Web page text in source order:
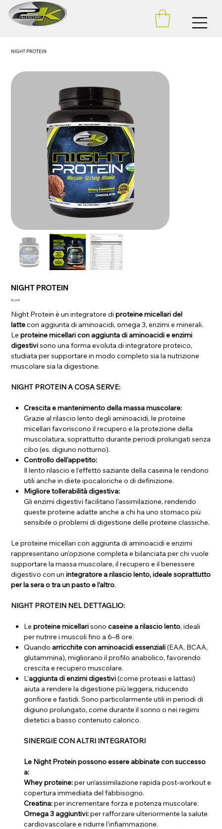
NIGHT PROTEIN
NIGHT PROTEIN
Prezzo
50,20 €
Night Protein è un integratore diproteine micellari del
lattecon aggiunta di aminoacidi, omega 3, enzimi e minerali.
Leproteine micellari con aggiunta di aminoacidi e enzimi
digestivisono una forma evoluta di integratore proteico,
studiata per supportare in modo completo sia la nutrizione
muscolare sia la digestione.
NIGHT PROTEIN A COSA SERVE:
Crescita e mantenimento della massa muscolare:
Grazie al rilascio lento degli aminoacidi, le proteine
micellari favoriscono il recupero e la protezione della
muscolatura, soprattutto durante periodi prolungati senza
cibo (es. digiuno notturno).
Controllo dell'appetito:
Il lento rilascio e l'effetto saziante della caseina le rendono
utili anche in diete ipocaloriche o di definizione.
Migliore tollerabilità digestiva:
Gli enzimi digestivi facilitano l’assimilazione, rendendo
queste proteine adatte anche a chi ha uno stomaco più
sensibile o problemi di digestione delle proteine classiche.
Le proteine micellari con aggiunta di aminoacidi e enzimi
rappresentano un'opzione completa e bilanciata per chi vuole
supportare la massa muscolare, il recupero e il benessere
digestivo con unintegratore a rilascio lento, ideale soprattutto
per la sera o tra un pasto e l’altro.
NIGHT PROTEIN NEL DETTAGLIO:
Le proteine micellarisono caseine a rilascio lento, ideali
per nutrire i muscoli fino a 6–8 ore.
Quando arricchite con aminoacidi essenziali(EAA, BCAA,
glutammina), migliorano il profilo anabolico, favorendo
crescita e recupero muscolare.
L’aggiunta di enzimi digestivi(come proteasi e lattasi)
aiuta a rendere la digestione più leggera, riducendo
gonfiore e fastidi. Sono particolarmente utili in periodi di
digiuno prolungato, come durante il sonno o nei regimi
dietetici a basso contenuto calorico.
SINERGIE CON ALTRI INTEGRATORI
Le Night Protein possono essere abbinate con successo
a:
Whey proteine:per un’assimilazione rapida post-workout e
copertura immediata del fabbisogno.
Creatina:per incrementare forza e potenza muscolare.
Omega 3 aggiuntivi:per rafforzare ulteriormente la salute
cardiovascolare e ridurre l’infiammazione.